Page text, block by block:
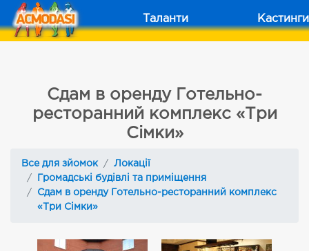
Таланти Кастинги
Сдам в оренду Готельно-
ресторанний комплекс «Три
Сімки»
Все для зйомок
Локації
Громадські будівлі та приміщення
Сдам в оренду Готельно-ресторанний комплекс
«Три Сімки»